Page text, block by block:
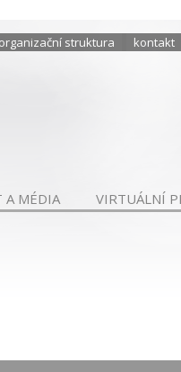
organizační struktura kontakt
A MÉDIA VIRTUÁLNÍ